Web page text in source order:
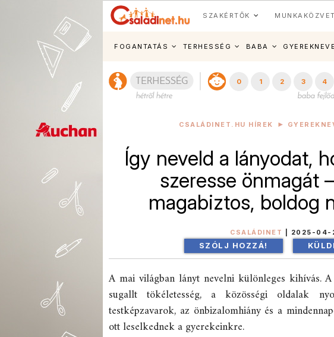
SZAKÉRTŐK
FOGANTATÁS TERHESSÉG BABA
0 1 2 3 4
CSALÁDINET.HU HÍREK
Így neveld a lányodat,
szeresse önmagát
magabiztos, boldog
CSALÁDINET 2025-04-
SZÓLJ HOZZÁ!
A mai világban lányt nevelni különleges kihívás.
sugallt tökéletesség, a közösségi oldalak
testképzavarok, az önbizalomhiány és a
ott leselkednek a gyerekeinkre.